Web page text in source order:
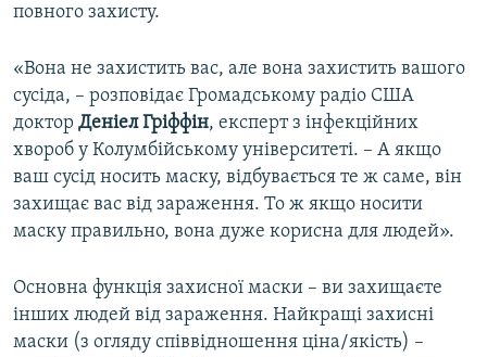
повного захисту.
«Вона не захистить вас, але вона захистить вашого
сусіда, – розповідає Громадському радіо США
доктор Деніел Гріффін, експерт з інфекційних
хвороб у Колумбійському університеті. – А якщо
ваш сусід носить маску, відбувається те ж саме, він
захищає вас від зараження. То ж якщо носити
маску правильно, вона дуже корисна для людей».
Основна функція захисної маски – ви захищаєте
інших людей від зараження. Найкращі захисні
маски (з огляду співвідношення ціна/якість) –